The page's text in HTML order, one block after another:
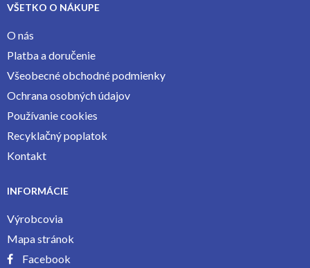
VŠETKO O NÁKUPE
O nás
Platba a doručenie
Všeobecné obchodné podmienky
Ochrana osobných údajov
Používanie cookies
Recyklačný poplatok
Kontakt
INFORMÁCIE
Výrobcovia
Mapa stránok
Facebook